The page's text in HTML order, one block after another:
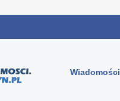
Wiadomości